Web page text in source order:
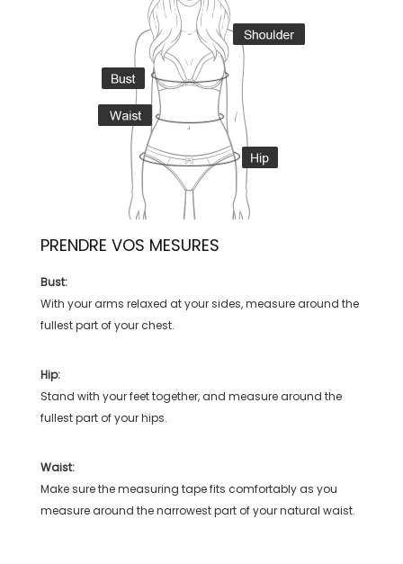
PRENDRE VOS MESURES
Bust:
With your arms relaxed at your sides, measure around the
fullest part of your chest.
Hip:
Stand with your feet together, and measure around the
fullest part of your hips.
Waist:
Make sure the measuring tape fits comfortably as you
measure around the narrowest part of your natural waist.